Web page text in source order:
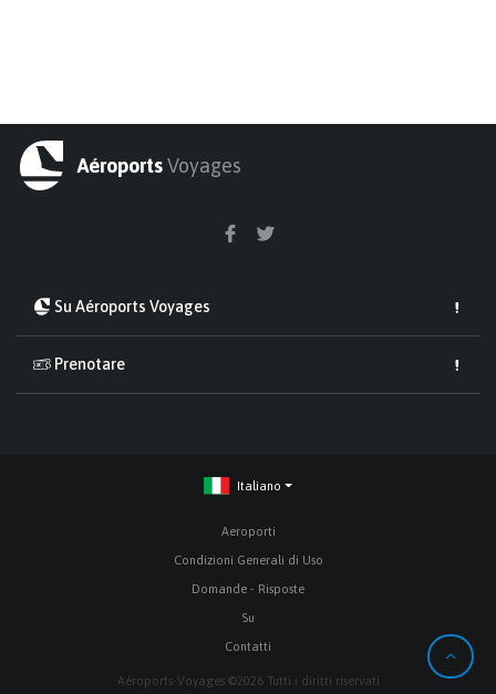
AéroportsVoyages
Su Aéroports Voyages
Prenotare
Italiano
Aeroporti
Condizioni Generali di Uso
Domande - Risposte
Su
Contatti
Aéroports-Voyages ©2026 Tutti i diritti riservati